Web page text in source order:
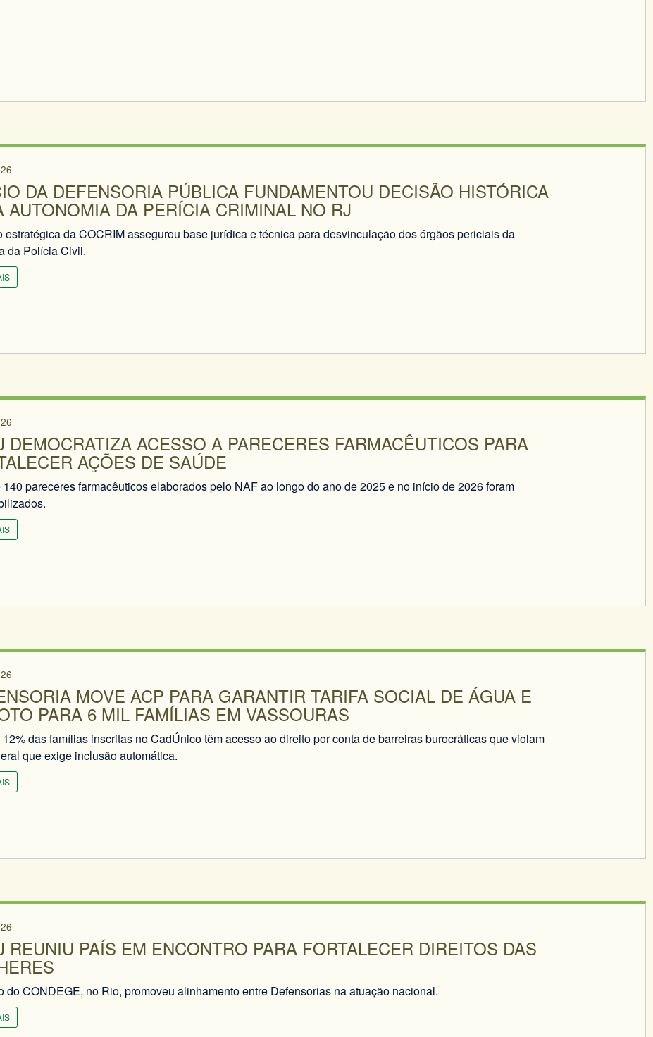
DA DEFENSORIA PÚBLICA FUNDAMENTOU DECISÃO HISTÓRICA
AUTONOMIA DA PERÍCIA CRIMINAL NO RJ
estratégica da COCRIM assegurou base jurídica e técnica para desvinculação dos órgãos periciais da
da Polícia Civil.
DEMOCRATIZA ACESSO A PARECERES FARMACÊUTICOS PARA
AÇÕES DE SAÚDE
140 pareceres farmacêuticos elaborados pelo NAF ao longo do ano de 2025 e no início de 2026 foram
MOVE ACP PARA GARANTIR TARIFA SOCIAL DE ÁGUA E
PARA 6 MIL FAMÍLIAS EM VASSOURAS
das famílias inscritas no CadÚnico têm acesso ao direito por conta de barreiras burocráticas que violam
que exige inclusão automática.
REUNIU PAÍS EM ENCONTRO PARA FORTALECER DIREITOS DAS
do CONDEGE, no Rio, promoveu alinhamento entre Defensorias na atuação nacional.